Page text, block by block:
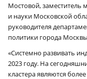
Мостовой,
и науки Московской
руководителя
политики города
«Системно развивать
2023 году. На
кластера являются